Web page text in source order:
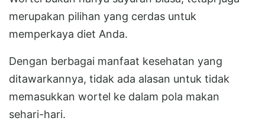
merupakan pilihan yang cerdas untuk
memperkaya diet Anda.
Dengan berbagai manfaat kesehatan yang
ditawarkannya, tidak ada alasan untuk tidak
memasukkan wortel ke dalam pola makan
sehari-hari.